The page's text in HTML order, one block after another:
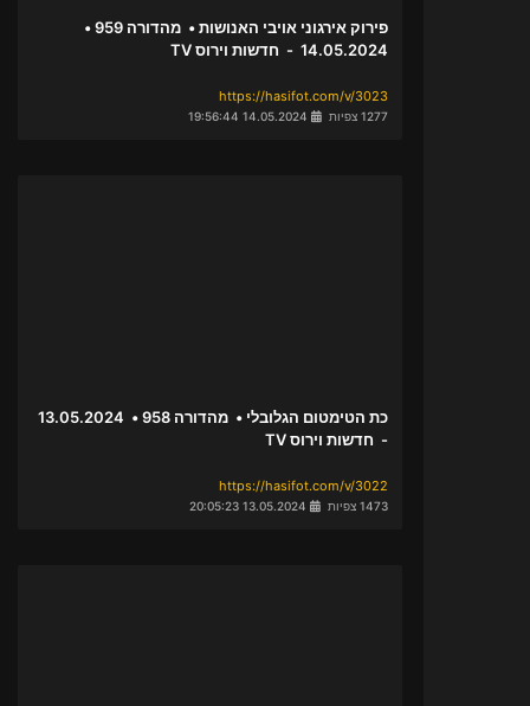
פירוק אירגוני אויבי האנושות • מהדורה 959 •
14.05.2024 - חדשות וירוס TV
https://hasifot.com/v/3023
1277 צפיות
- חדשות וירוס TV
https://hasifot.com/v/3022
1473 צפיות